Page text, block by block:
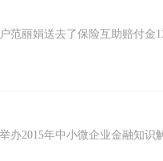
范丽娟送去了保险互助赔付金
办2015年中小微企业金融知识